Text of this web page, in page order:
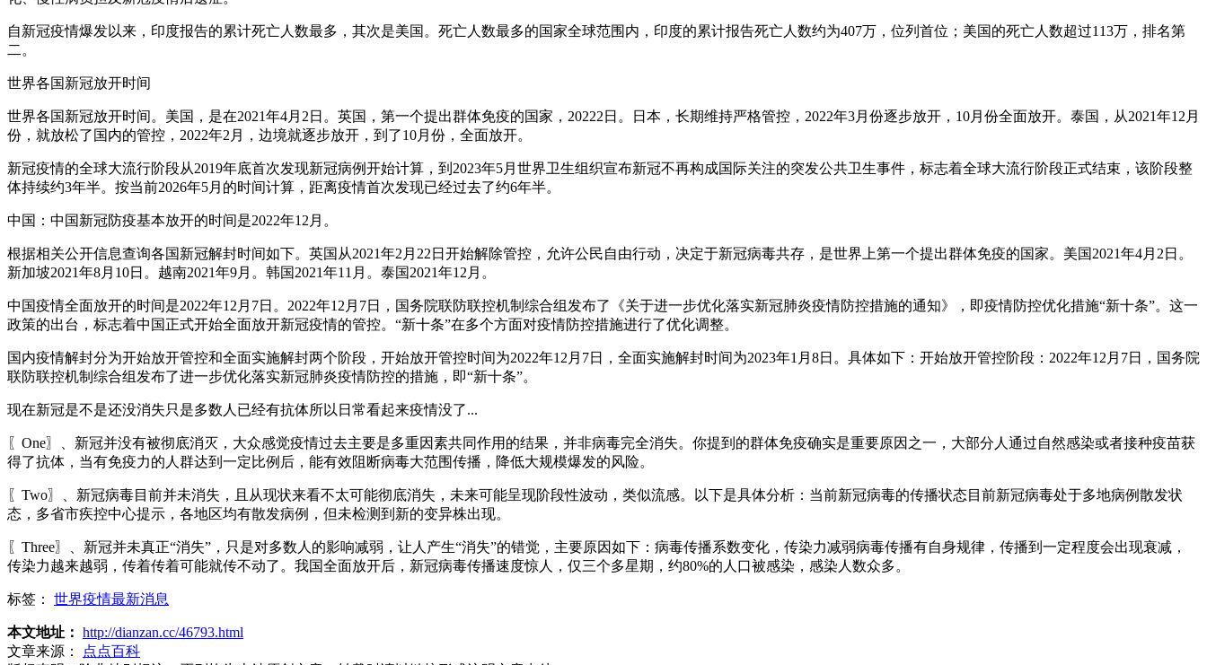
自新冠疫情爆发以来，印度报告的累计死亡人数最多，其次是美国。死亡人数最多的国家全球范围内，印度的累计报告死亡人数约为407万，位列首位；美国的死亡人数超过113万，排名第
二。
世界各国新冠放开时间
世界各国新冠放开时间。美国，是在2021年4月2日。英国，第一个提出群体免疫的国家，20222日。日本，长期维持严格管控，2022年3月份逐步放开，10月份全面放开。泰国，从2021年12月
份，就放松了国内的管控，2022年2月，边境就逐步放开，到了10月份，全面放开。
新冠疫情的全球大流行阶段从2019年底首次发现新冠病例开始计算，到2023年5月世界卫生组织宣布新冠不再构成国际关注的突发公共卫生事件，标志着全球大流行阶段正式结束，该阶段整
体持续约3年半。按当前2026年5月的时间计算，距离疫情首次发现已经过去了约6年半。
中国：中国新冠防疫基本放开的时间是2022年12月。
根据相关公开信息查询各国新冠解封时间如下。英国从2021年2月22日开始解除管控，允许公民自由行动，决定于新冠病毒共存，是世界上第一个提出群体免疫的国家。美国2021年4月2日。
新加坡2021年8月10日。越南2021年9月。韩国2021年11月。泰国2021年12月。
中国疫情全面放开的时间是2022年12月7日。2022年12月7日，国务院联防联控机制综合组发布了《关于进一步优化落实新冠肺炎疫情防控措施的通知》，即疫情防控优化措施“新十条”。这一
政策的出台，标志着中国正式开始全面放开新冠疫情的管控。“新十条”在多个方面对疫情防控措施进行了优化调整。
国内疫情解封分为开始放开管控和全面实施解封两个阶段，开始放开管控时间为2022年12月7日，全面实施解封时间为2023年1月8日。具体如下：开始放开管控阶段：2022年12月7日，国务院
联防联控机制综合组发布了进一步优化落实新冠肺炎疫情防控的措施，即“新十条”。
现在新冠是不是还没消失只是多数人已经有抗体所以日常看起来疫情没了...
〖One〗、新冠并没有被彻底消灭，大众感觉疫情过去主要是多重因素共同作用的结果，并非病毒完全消失。你提到的群体免疫确实是重要原因之一，大部分人通过自然感染或者接种疫苗获
得了抗体，当有免疫力的人群达到一定比例后，能有效阻断病毒大范围传播，降低大规模爆发的风险。
〖Two〗、新冠病毒目前并未消失，且从现状来看不太可能彻底消失，未来可能呈现阶段性波动，类似流感。以下是具体分析：当前新冠病毒的传播状态目前新冠病毒处于多地病例散发状
态，多省市疾控中心提示，各地区均有散发病例，但未检测到新的变异株出现。
〖Three〗、新冠并未真正“消失”，只是对多数人的影响减弱，让人产生“消失”的错觉，主要原因如下：病毒传播系数变化，传染力减弱病毒传播有自身规律，传播到一定程度会出现衰减，
传染力越来越弱，传着传着可能就传不动了。我国全面放开后，新冠病毒传播速度惊人，仅三个多星期，约80%的人口被感染，感染人数众多。
标签： 世界疫情最新消息
本文地址： http://dianzan.cc/46793.html
文章来源：
点点百科